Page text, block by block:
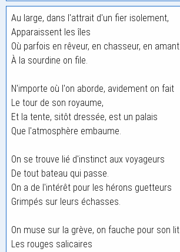
Au large, dans l'attrait d'un fier isolement,
Apparaissent les îles
Où parfois en rêveur, en chasseur, en amant
À la sourdine on file.
N'importe où l'on aborde, avidement on fait
Le tour de son royaume,
Et la tente, sitôt dressée, est un palais
Que l'atmosphère embaume.
On se trouve lié d'instinct aux voyageurs
De tout bateau qui passe.
On a de l'intérêt pour les hérons guetteurs
Grimpés sur leurs échasses.
On muse sur la grève, on fauche pour son lit
Les rouges salicaires